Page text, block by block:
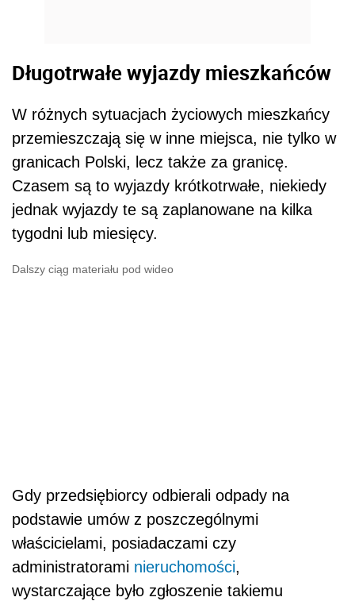
Długotrwałe wyjazdy mieszkańców
W różnych sytuacjach życiowych mieszkańcy
przemieszczają się w inne miejsca, nie tylko w
granicach Polski, lecz także za granicę.
Czasem są to wyjazdy krótkotrwałe, niekiedy
jednak wyjazdy te są zaplanowane na kilka
tygodni lub miesięcy.
Dalszy ciąg materiału pod wideo
Gdy przedsiębiorcy odbierali odpady na
podstawie umów z poszczególnymi
właścicielami, posiadaczami czy
administratorami nieruchomości,
wystarczające było zgłoszenie takiemu